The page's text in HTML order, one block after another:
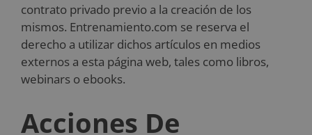
contrato privado previo a la creación de los
mismos. Entrenamiento.com se reserva el
derecho a utilizar dichos artículos en medios
externos a esta página web, tales como libros,
webinars o ebooks.
Acciones De